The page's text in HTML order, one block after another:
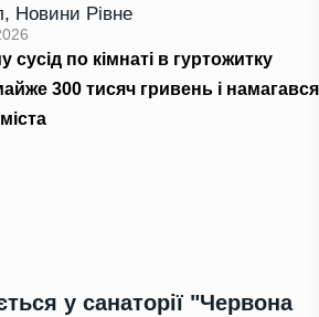
, Новини Рівне
сусід по кімнаті в гуртожитку
300 тисяч гривень і намагався
у санаторії "Червона